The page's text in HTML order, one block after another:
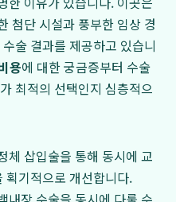
첨단 시설과 풍부한 임상 경
술 결과를 제공하고 있습니
용에 대한 궁금증부터 수술
최적의 선택인지 심층적으
체 삽입술을 통해 동시에 교
획기적으로 개선합니다.